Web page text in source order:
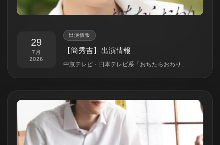
29
7月
2026
出演情報
【簡秀吉】出演情報
中京テレビ・日本テレビ系「おちたらおわり...